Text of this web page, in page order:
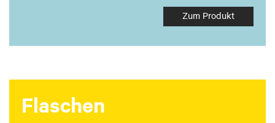
Zum Produkt
Flaschen